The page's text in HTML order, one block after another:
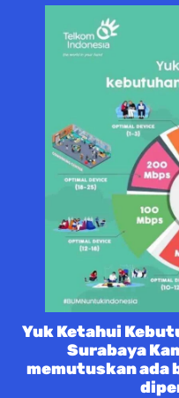
Yuk Ketahui
Surabaya
memutuskan ada